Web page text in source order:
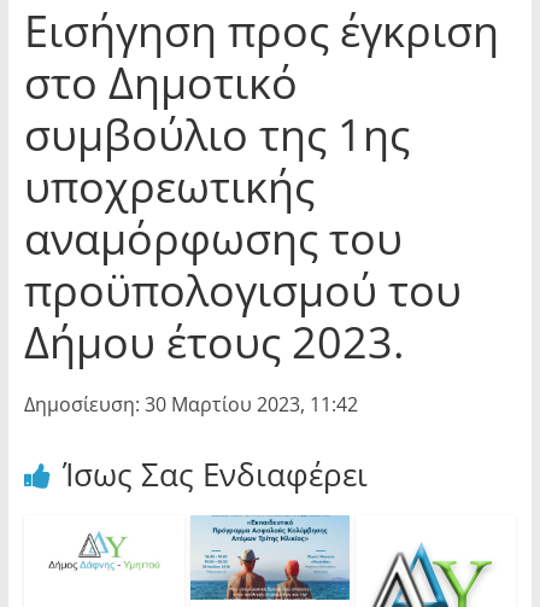
Εισήγηση προς έγκριση
στο Δημοτικό
συμβούλιο της 1ης
υποχρεωτικής
αναμόρφωσης του
προϋπολογισμού του
Δήμου έτους 2023.
Δημοσίευση: 30 Μαρτίου 2023, 11:42
Ίσως Σας Ενδιαφέρει